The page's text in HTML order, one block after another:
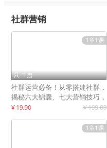
社群营销
1章1课
 千启
社群运营必备！从零搭建社群，
揭秘六大锦囊、七大营销技巧，
打造火爆社群
¥ 19.90 ¥ 199.00
1章1课